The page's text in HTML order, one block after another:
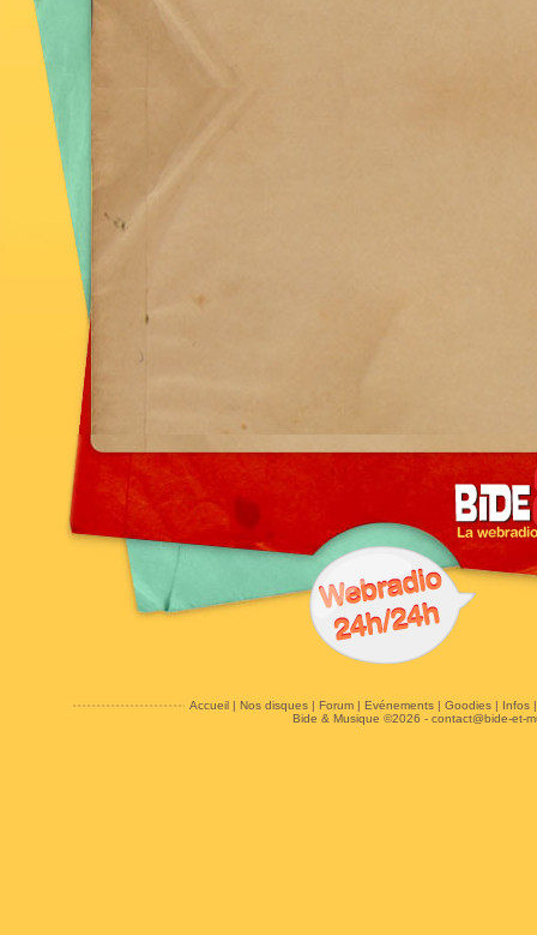
Accueil| Nos disques| Forum| Evénements| Goodies| Infos
Bide & Musique ©2026 - contact@bide-et-